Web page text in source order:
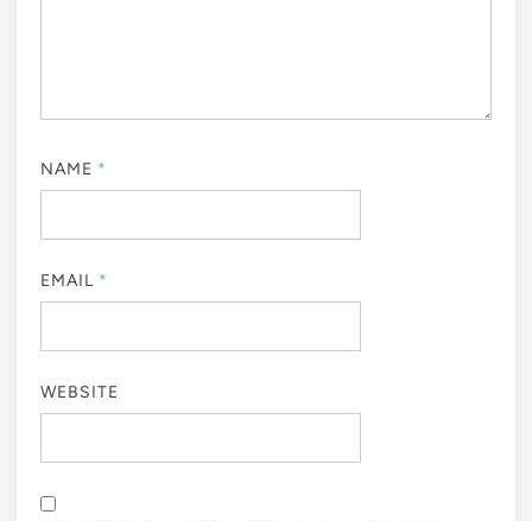
NAME *
EMAIL *
WEBSITE